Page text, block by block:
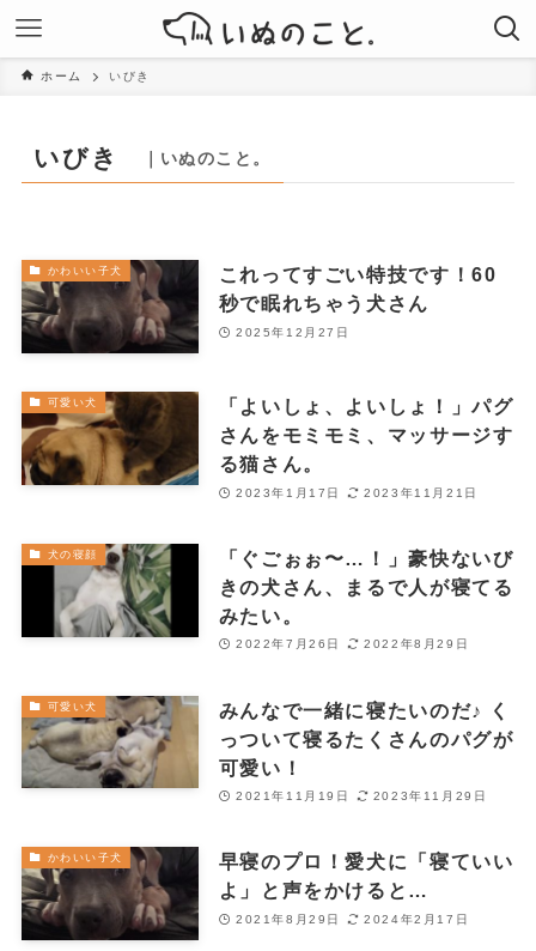
ホーム いびき
いびき ｜いぬのこと。
かわいい子犬
これってすごい特技です！60
秒で眠れちゃう犬さん
2025年12月27日
可愛い犬
「よいしょ、よいしょ！」パグ
さんをモミモミ、マッサージす
る猫さん。
2023年1月17日 2023年11月21日
犬の寝顔
「ぐごぉぉ〜…！」豪快ないび
きの犬さん、まるで人が寝てる
みたい。
2022年7月26日 2022年8月29日
可愛い犬
みんなで一緒に寝たいのだ♪ く
っついて寝るたくさんのパグが
可愛い！
2021年11月19日 2023年11月29日
かわいい子犬
早寝のプロ！愛犬に「寝ていい
よ」と声をかけると…
2021年8月29日 2024年2月17日